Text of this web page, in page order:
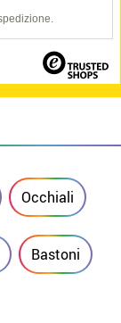
Occhiali
Bastoni